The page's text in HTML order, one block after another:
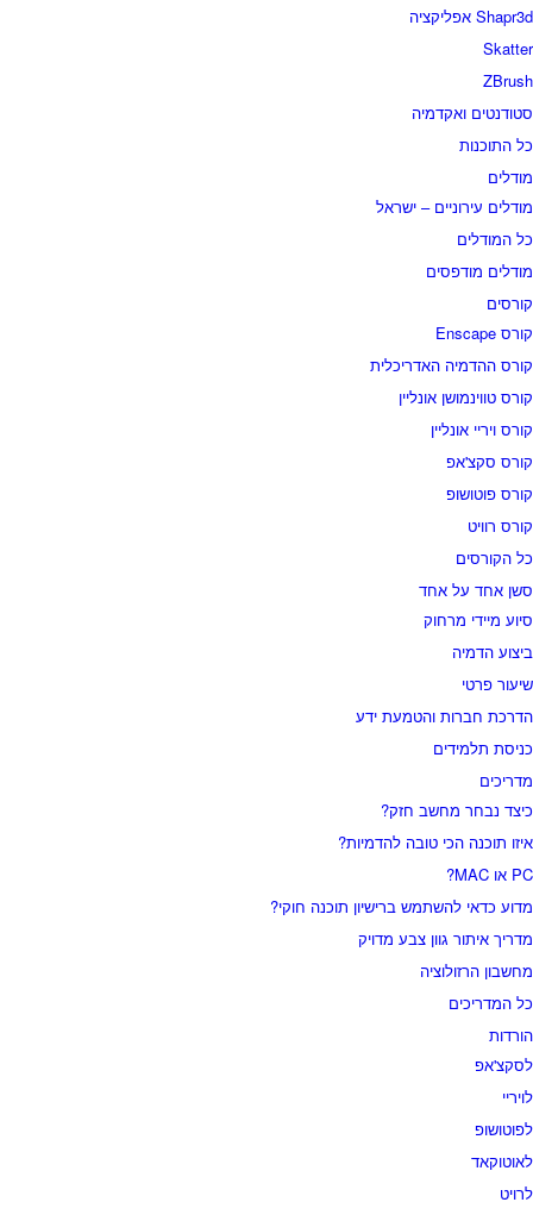
Shapr3d אפליקציה
Skatter
ZBrush
סטודנטים ואקדמיה
כל התוכנות
מודלים
מודלים עירוניים – ישראל
כל המודלים
מודלים מודפסים
קורסים
קורס Enscape
קורס ההדמיה האדריכלית
קורס טווינמושן אונליין
קורס ויריי אונליין
קורס סקצ'אפ
קורס פוטושופ
קורס רוויט
כל הקורסים
סשן אחד על אחד
סיוע מיידי מרחוק
ביצוע הדמיה
שיעור פרטי
הדרכת חברות והטמעת ידע
כניסת תלמידים
מדריכים
כיצד נבחר מחשב חזק?
איזו תוכנה הכי טובה להדמיות?‎‎
PC או MAC?
מדוע כדאי להשתמש ברישיון תוכנה חוקי?
מדריך איתור גוון צבע מדויק
מחשבון הרזולוציה
כל המדריכים
הורדות
לסקצ'אפ
לויריי
לפוטושופ
לאוטוקאד
לרויט